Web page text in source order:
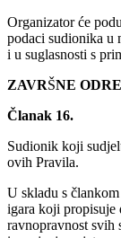
Organizator će
podaci sudionika u
i u suglasnosti s
ZAVRŠNE
Članak 16.
Sudionik koji
ovih Pravila.
U skladu s
igara koji propisuje
ravnopravnost svih